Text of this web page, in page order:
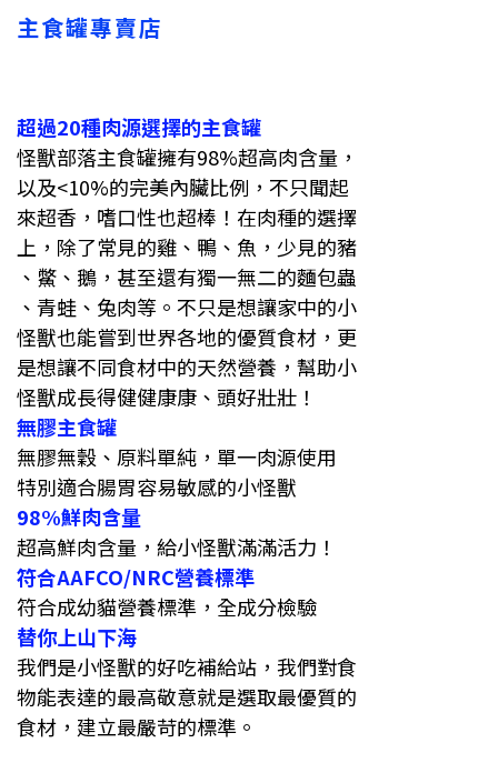
主食罐專賣店
超過20種肉源選擇的主食罐
怪獸部落主食罐擁有98%超高肉含量，
以及<10%的完美內臟比例，不只聞起
來超香，嗜口性也超棒！在肉種的選擇
上，除了常見的雞、鴨、魚，少見的豬
、鱉、鵝，甚至還有獨一無二的麵包蟲
、青蛙、兔肉等。不只是想讓家中的小
怪獸也能嘗到世界各地的優質食材，更
是想讓不同食材中的天然營養，幫助小
怪獸成長得健健康康、頭好壯壯！
無膠主食罐
無膠無穀、原料單純，單一肉源使用
特別適合腸胃容易敏感的小怪獸
98%鮮肉含量
超高鮮肉含量 ， 給小怪獸滿滿活力！
符合AAFCO/NRC營養標準
符合成幼貓營養標準，全成分檢驗
替你上山下海
我們是小怪獸的好吃補給站，我們對食
物能表達的最高敬意就是選取最優質的
食材，建立最嚴苛的標準。